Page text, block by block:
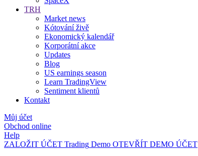
TRH
Market news
Kótování živě
Ekonomický kalendář
Korporátní akce
Updates
Blog
US earnings season
Learn TradingView
Sentiment klientů
Kontakt
Můj účet
Obchod online
Help
ZALOŽIT ÚČET Trading Demo OTEVŘÍT DEMO ÚČET